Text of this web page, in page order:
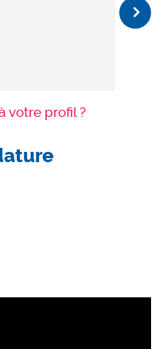
votre profil ?